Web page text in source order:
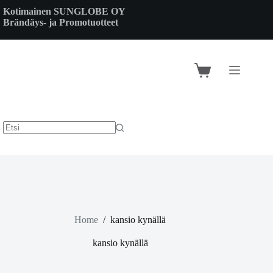
to
content
Kotimainen SUNGLOBE OY
Brändäys- ja Promotuotteet
Shopping
Home / kansio kynällä
kansio kynällä